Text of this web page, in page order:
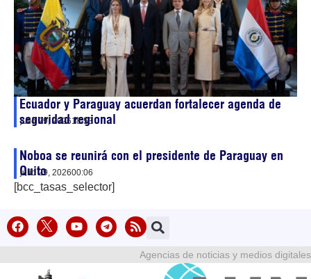
Ecuador y Paraguay acuerdan fortalecer agenda de
seguridad regional
julio 29, 202618:53
Noboa se reunirá con el presidente de Paraguay en
Quito
julio 29, 202600:06
[bcc_tasas_selector]
Agencias de noticias y medios digitales